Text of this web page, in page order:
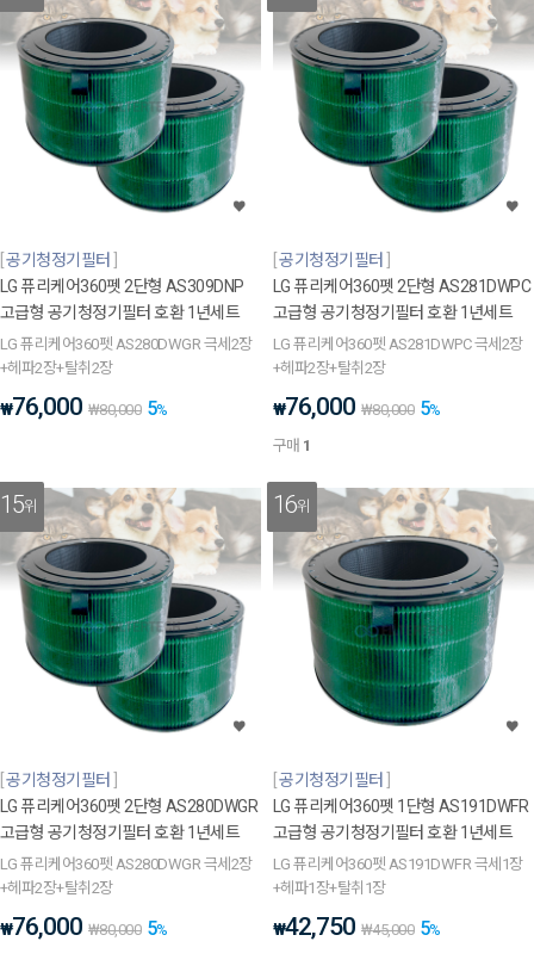
공기청정기필터
LG 퓨리케어360펫 2단형 AS309DNP
고급형 공기청정기필터 호환 1년세트
LG 퓨리케어360펫 AS280DWGR 극세2장
+헤파2장+탈취2장
₩76,000 ₩80,000 5%
공기청정기필터
LG 퓨리케어360펫 2단형 AS281DWPC
고급형 공기청정기필터 호환 1년세트
LG 퓨리케어360펫 AS281DWPC 극세2장
+헤파2장+탈취2장
₩76,000 ₩80,000 5%
구매 1
15위
공기청정기필터
LG 퓨리케어360펫 2단형 AS280DWGR
고급형 공기청정기필터 호환 1년세트
LG 퓨리케어360펫 AS280DWGR 극세2장
+헤파2장+탈취2장
₩76,000 ₩80,000 5%
16위
공기청정기필터
LG 퓨리케어360펫 1단형 AS191DWFR
고급형 공기청정기필터 호환 1년세트
LG 퓨리케어360펫 AS191DWFR 극세1장
+헤파1장+탈취1장
₩42,750 ₩45,000 5%